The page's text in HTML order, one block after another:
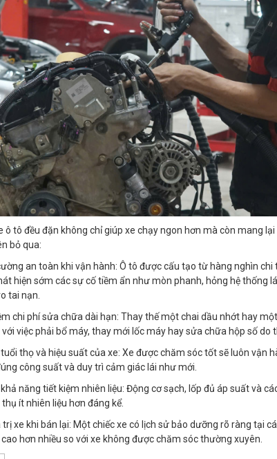
ô tô đều đặn không chỉ giúp xe chạy ngon hơn mà còn mang
bỏ qua:
an toàn khi vận hành: Ô tô được cấu tạo từ hàng nghìn chi
hiện sớm các sự cố tiềm ẩn như mòn phanh, hỏng hệ thống
tai nạn.
chi phí sửa chữa dài hạn: Thay thế một chai dầu nhớt hay
với việc phải bổ máy, thay mới lốc máy hay sửa chữa hộp số do
tuổi thọ và hiệu suất của xe: Xe được chăm sóc tốt sẽ luôn vận
công suất và duy trì cảm giác lái như mới.
năng tiết kiệm nhiên liệu: Động cơ sạch, lốp đủ áp suất và
ít nhiên liệu hơn đáng kể.
trị xe khi bán lại: Một chiếc xe có lịch sử bảo dưỡng rõ ràng tại
cao hơn nhiều so với xe không được chăm sóc thường xuyên.